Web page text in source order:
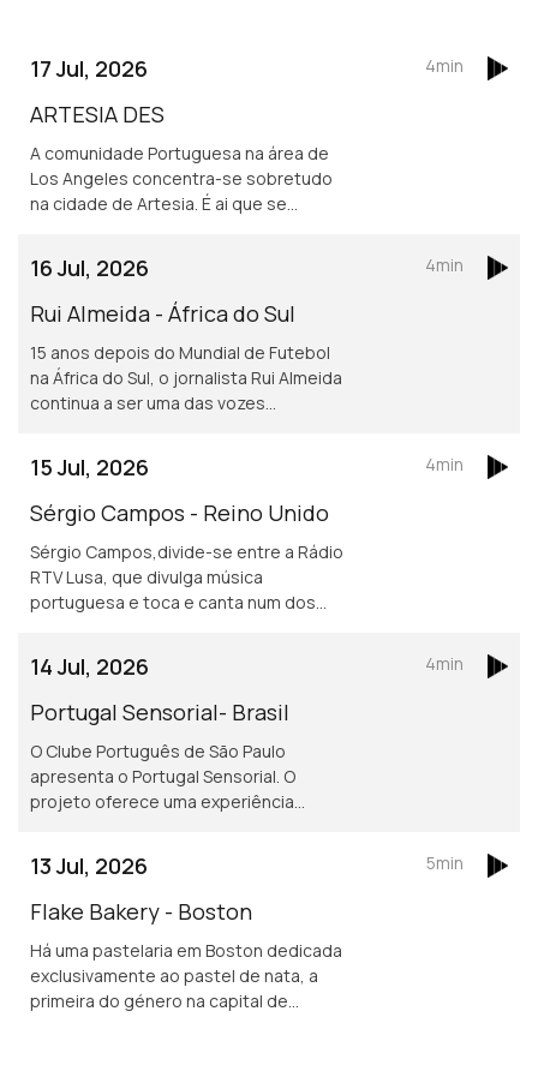
17 Jul, 2026
ARTESIA DES
A comunidade Portuguesa na área de
Los Angeles concentra-se sobretudo
na cidade de Artesia. É ai que se
Portugueses nos Estados Unidos.
4min
16 Jul, 2026
Rui Almeida - África do Sul
15 anos depois do Mundial de Futebol
na África do Sul, o jornalista Rui Almeida
continua a ser uma das vozes
lusofonia.
4min
15 Jul, 2026
Sérgio Campos - Reino Unido
Sérgio Campos,divide-se entre a Rádio
RTV Lusa, que divulga música
portuguesa e toca e canta num dos
4min
14 Jul, 2026
Portugal Sensorial- Brasil
O Clube Português de São Paulo
apresenta o Portugal Sensorial. O
projeto oferece uma experiência
e um show audiovisual tecnológico.
4min
13 Jul, 2026
Flake Bakery - Boston
Há uma pastelaria em Boston dedicada
exclusivamente ao pastel de nata, a
primeira do género na capital de
5min